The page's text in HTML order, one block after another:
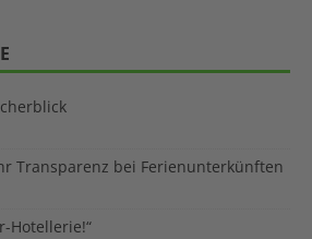
Transparenz bei Ferienunterkünften
Hotellerie!“